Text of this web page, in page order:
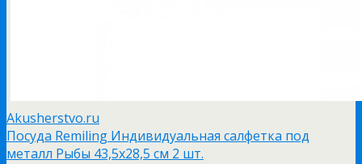
Akusherstvo.ru
Посуда Remiling Индивидуальная салфетка под
металл Рыбы 43,5х28,5 см 2 шт.